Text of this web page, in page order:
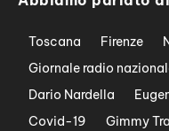
Toscana Firenze
Giornale radio
Dario Nardella
Covid-19
Gimmy